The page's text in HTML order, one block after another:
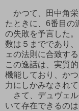
かつて、田中角栄
たときに、6番目の
の失敗を予言した
数は５までであり
ェの法則に合致す
この逸話は、実質
機能しており、か
力にしかみなされ
さて、デュヴェル
いて存在できるの